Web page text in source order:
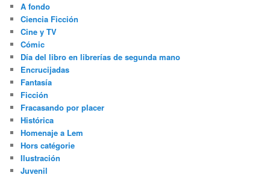
A fondo
Ciencia Ficción
Cine y TV
Cómic
Día del libro en librerías de segunda mano
Encrucijadas
Fantasía
Ficción
Fracasando por placer
Histórica
Homenaje a Lem
Hors catégorie
Ilustración
Juvenil